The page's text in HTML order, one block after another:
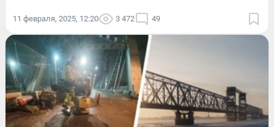
11 февраля, 2025, 12:20 3 472 49